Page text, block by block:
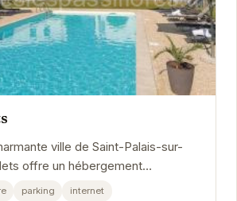
ville de Saint-Palais-sur-
offre un hébergement
équipé.
parking internet